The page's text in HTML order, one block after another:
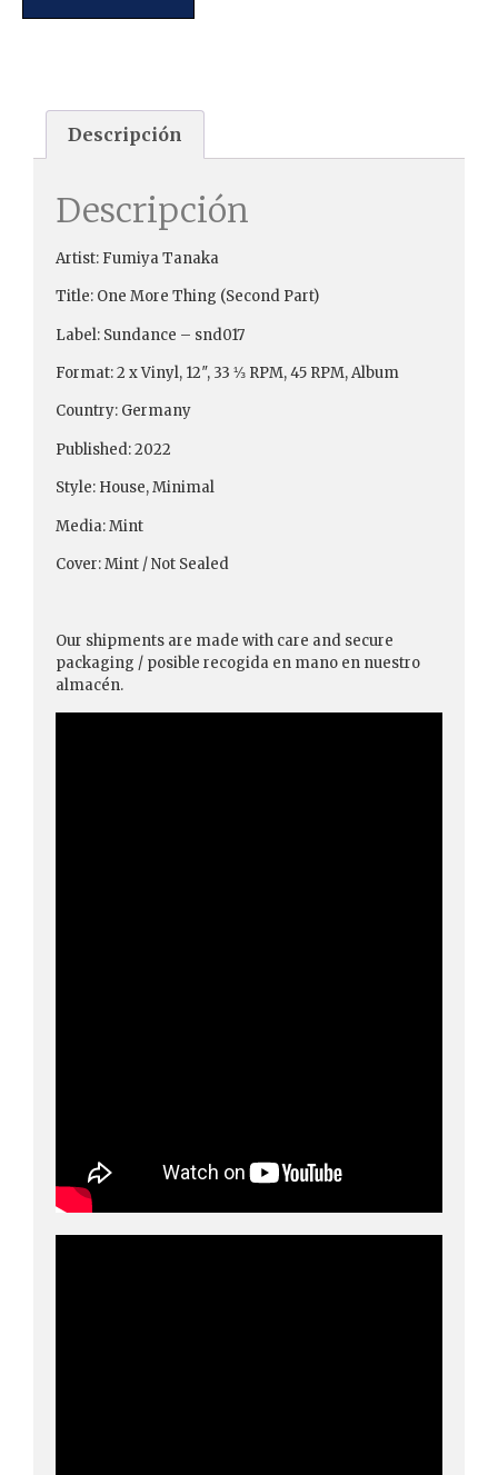
Descripción
Descripción
Artist: Fumiya Tanaka
Title: One More Thing (Second Part)
Label: Sundance – snd017
Format: 2 x Vinyl, 12″, 33 ⅓ RPM, 45 RPM, Album
Country: Germany
Published: 2022
Style: House, Minimal
Media: Mint
Cover: Mint / Not Sealed
Our shipments are made with care and secure
packaging / posible recogida en mano en nuestro
almacén.